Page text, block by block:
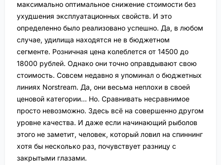
максимально оптимальное снижение стоимости без
ухудшения эксплуатационных свойств. И это
определенно было реализовано успешно. Да, в любом
случае, удилища находятся не в бюджетном
сегменте. Розничная цена колеблется от 14500 до
18000 рублей. Однако они точно оправдывают свою
стоимость. Совсем недавно я упоминал о бюджетных
линиях Norstream. Да, они весьма неплохи в своей
ценовой категории… Но. Сравнивать несравнимое
просто невозможно. Здесь всё на совершенно другом
уровне качества. И даже если начинающий рыболов
этого не заметит, человек, который ловил на спиннинг
хотя бы несколько раз, почувствует разницу с
закрытыми глазами.